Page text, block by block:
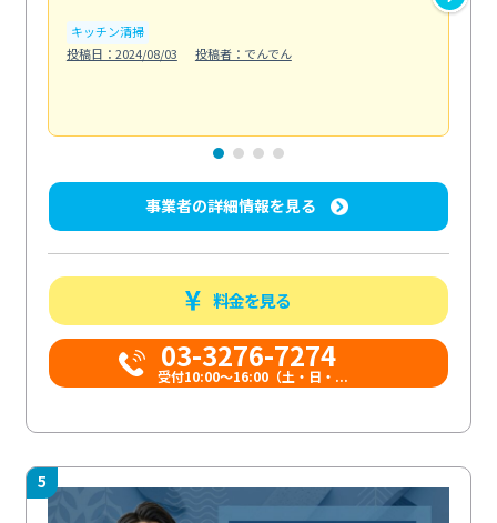
キッチン清掃
投稿日：2024/08/03
投稿者：でんでん
事業者の詳細情報を見る
料金を見る
03-3276-7274
受付10:00〜16:00（土・日・...
5